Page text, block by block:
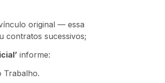
original — essa
contratos sucessivos;
informe:
Trabalho.